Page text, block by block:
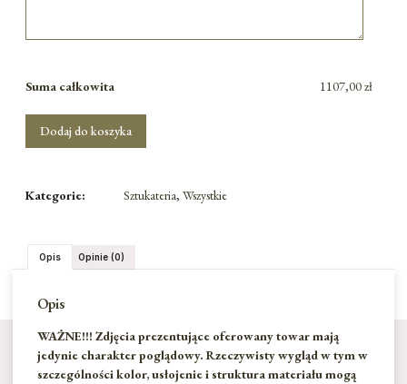
Suma całkowita 1107,00 zł
Dodaj do koszyka
Kategorie: Sztukateria, Wszystkie
Opis Opinie (0)
Opis
WAŻNE!!! Zdjęcia prezentujące oferowany towar mają
jedynie charakter poglądowy. Rzeczywisty wygląd w tym w
szczególności kolor, usłojenie i struktura materiału mogą